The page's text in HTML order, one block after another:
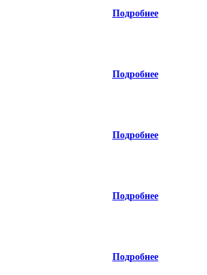
Подробнее
Подробнее
Подробнее
Подробнее
Подробнее